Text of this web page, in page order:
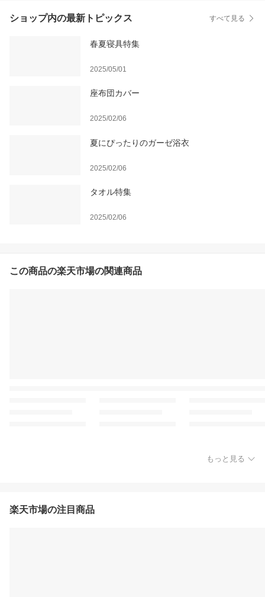
ショップ内の最新トピックス すべて見る
春夏寝具特集
2025/05/01
座布団カバー
2025/02/06
夏にぴったりのガーゼ浴衣
2025/02/06
タオル特集
2025/02/06
この商品の楽天市場の関連商品
もっと見る
楽天市場の注目商品